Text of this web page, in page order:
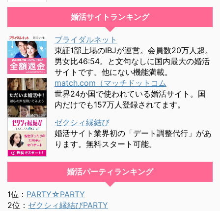
婚活サイトランキング
ブライダルネット
東証1部上場のIBJが運営。会員数20万人超。
男女比46:54。と文句なしに国内最大の婚活
サイトです。他にない機能満載。
match.com（マッチドットコム
世界24か国で使われている婚活サイト。国
内だけでも157万人登録されてます。
ゼクシィ縁結び
婚活サイト業界初の「デート調整代行」があ
ります。無料スタート可能。
婚活パーティランキング
1位： PARTY☆PARTY
2位： ゼクシィ縁結びPARTY